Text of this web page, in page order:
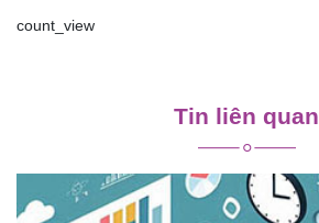
count_view
viết
Tin liên quan